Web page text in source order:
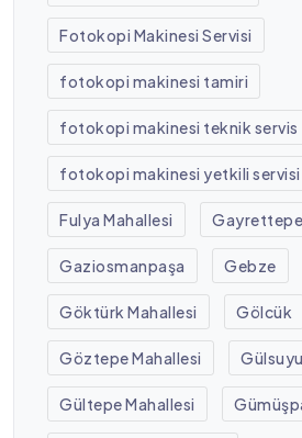
Fotokopi Makinesi Servisi
fotokopi makinesi tamiri
fotokopi makinesi teknik servis
fotokopi makinesi yetkili servisi
Fulya Mahallesi
Gaziosmanpaşa Gebze
Göktürk Mahallesi Gölcük
Göztepe Mahallesi
Gültepe Mahallesi